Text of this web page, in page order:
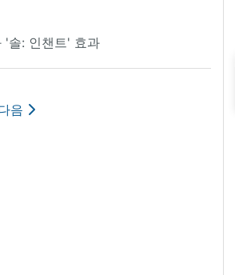
'솔: 인챈트' 효과
음